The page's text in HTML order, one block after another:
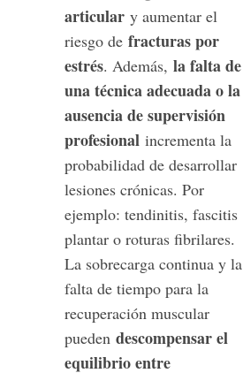
articulary aumentar el
riesgo de fracturas por
estrés. Además, la falta de
una técnica adecuada o la
ausencia de supervisión
profesionalincrementa la
probabilidad de desarrollar
lesiones crónicas. Por
ejemplo: tendinitis, fascitis
plantar o roturas fibrilares.
La sobrecarga continua y la
falta de tiempo para la
recuperación muscular
pueden descompensar el
equilibrio entre